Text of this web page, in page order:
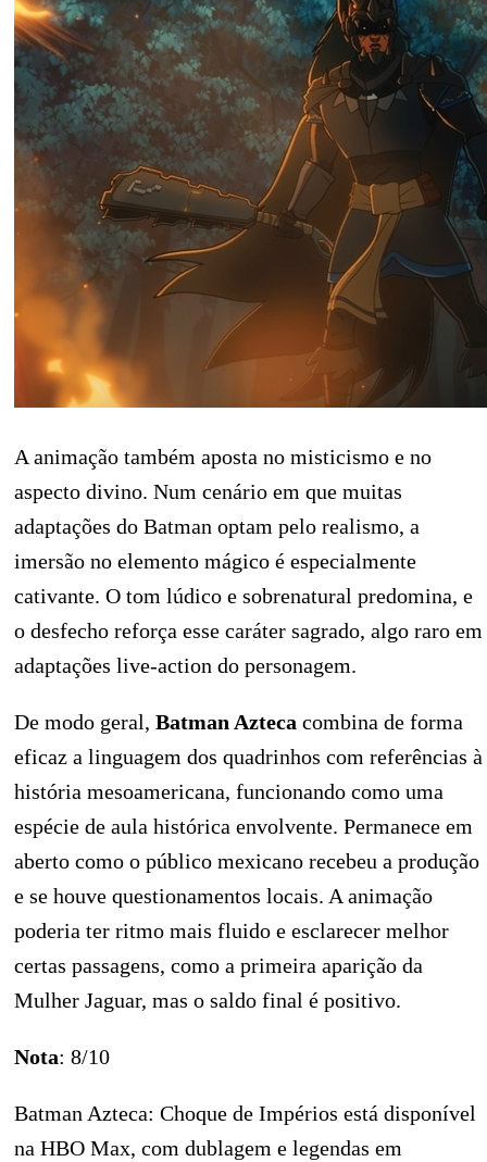
A animação também aposta no misticismo e no
aspecto divino. Num cenário em que muitas
adaptações do Batman optam pelo realismo, a
imersão no elemento mágico é especialmente
cativante. O tom lúdico e sobrenatural predomina, e
o desfecho reforça esse caráter sagrado, algo raro em
adaptações live‑action do personagem.
De modo geral, Batman Azteca combina de forma
eficaz a linguagem dos quadrinhos com referências à
história mesoamericana, funcionando como uma
espécie de aula histórica envolvente. Permanece em
aberto como o público mexicano recebeu a produção
e se houve questionamentos locais. A animação
poderia ter ritmo mais fluido e esclarecer melhor
certas passagens, como a primeira aparição da
Mulher Jaguar, mas o saldo final é positivo.
Nota: 8/10
Batman Azteca: Choque de Impérios está disponível
na HBO Max, com dublagem e legendas em